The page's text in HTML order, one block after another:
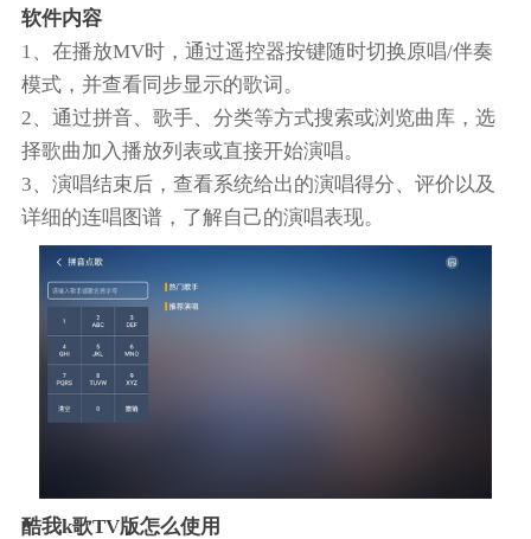
软件内容
1、在播放MV时，通过遥控器按键随时切换原唱/伴奏
模式，并查看同步显示的歌词。
2、通过拼音、歌手、分类等方式搜索或浏览曲库，选
择歌曲加入播放列表或直接开始演唱。
3、演唱结束后，查看系统给出的演唱得分、评价以及
详细的连唱图谱，了解自己的演唱表现。
酷我k歌TV版怎么使用